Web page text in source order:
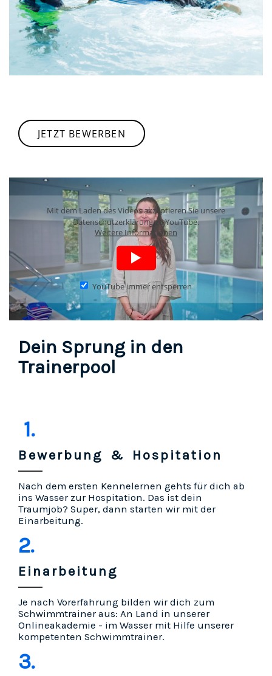
JETZT BEWERBEN
Mit dem Laden des Videos akzeptieren Sie unsere
Datenschutzerklärung zu YouTube.
Weitere Informationen
YouTube immer entsperren
Dein Sprung in den
Trainerpool
1.
Bewerbung & Hospitation
Nach dem ersten Kennelernen gehts für dich ab
ins Wasser zur Hospitation. Das ist dein
Traumjob? Super, dann starten wir mit der
Einarbeitung.
2.
Einarbeitung
Je nach Vorerfahrung bilden wir dich zum
Schwimmtrainer aus: An Land in unserer
Onlineakademie - im Wasser mit Hilfe unserer
kompetenten Schwimmtrainer.
3.